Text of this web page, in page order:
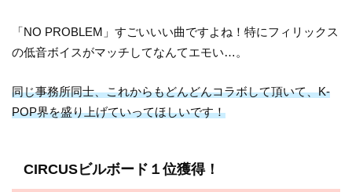
「NO PROBLEM」すごいいい曲ですよね！特にフィリックス
の低音ボイスがマッチしてなんてエモい…。
同じ事務所同士、これからもどんどんコラボして頂いて、K-
POP界を盛り上げていってほしいです！
CIRCUSビルボード１位獲得！